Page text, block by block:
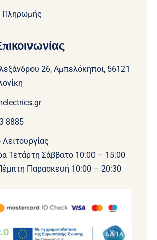
Πληρωμής
26, Αμπελόκηποι, 56121
8885
Τετάρτη Σάββατο 10:00 – 15:00
Παρασκευή 10:00 – 20:30